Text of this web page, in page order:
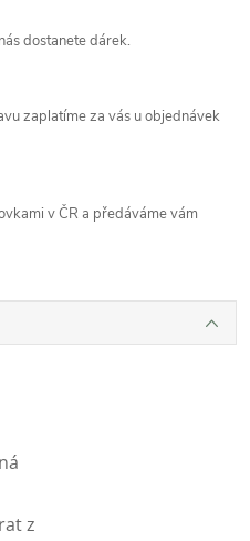
dostanete dárek.
zaplatíme za vás u objednávek
v ČR a předáváme vám
z